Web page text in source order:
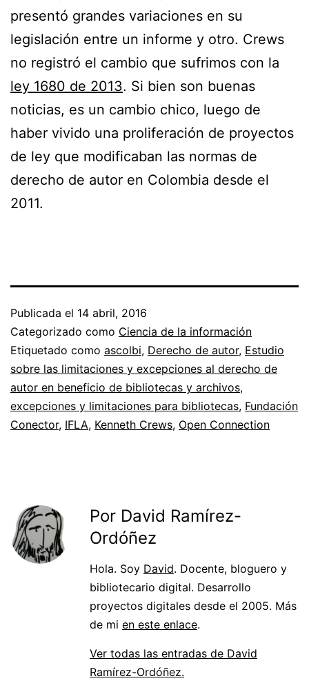
presentó grandes variaciones en su
legislación entre un informe y otro. Crews
no registró el cambio que sufrimos con la
ley 1680 de 2013. Si bien son buenas
noticias, es un cambio chico, luego de
haber vivido una proliferación de proyectos
de ley que modificaban las normas de
derecho de autor en Colombia desde el
2011.
Publicada el 14 abril, 2016
Categorizado como Ciencia de la información
Etiquetado como ascolbi, Derecho de autor, Estudio
sobre las limitaciones y excepciones al derecho de
autor en beneficio de bibliotecas y archivos,
excepciones y limitaciones para bibliotecas, Fundación
Conector, IFLA, Kenneth Crews, Open Connection
Por David Ramírez-
Ordóñez
Hola. Soy David. Docente, bloguero y
bibliotecario digital. Desarrollo
proyectos digitales desde el 2005. Más
de mi en este enlace.
Ver todas las entradas de David
Ramírez-Ordóñez.